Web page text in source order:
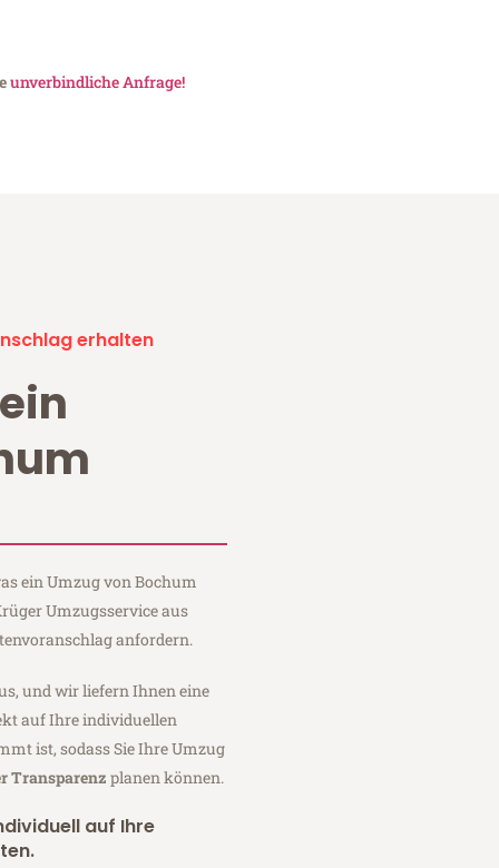
unverbindliche Anfrage!
erhalten
ein Umzug von Bochum
Umzugsservice aus
anfordern.
und wir liefern Ihnen eine
auf Ihre individuellen
ist, sodass Sie Ihre Umzug
Transparenz planen können.
auf Ihre